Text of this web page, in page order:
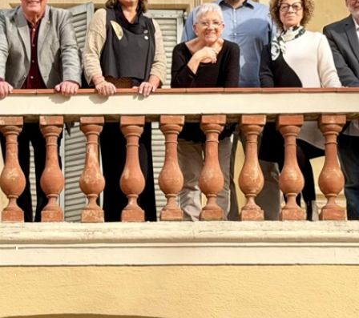
.
.